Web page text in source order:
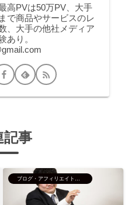
高PVは50万PV、大手
で商品やサービスのレ
、大手の他社メディア
あり。
記事